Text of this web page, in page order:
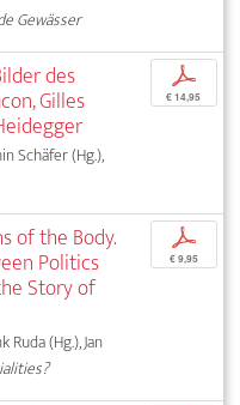
Gewässer
des
Gilles
Schäfer (Hg.),
p
€ 14,95
of the Body.
Politics
Story of
Ruda (Hg.), Jan
p
€ 9,95